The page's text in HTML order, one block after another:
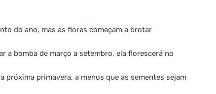
do ano, mas as flores começam a brotar
a bomba de março a setembro, ela florescerá no
primavera, a menos que as sementes sejam